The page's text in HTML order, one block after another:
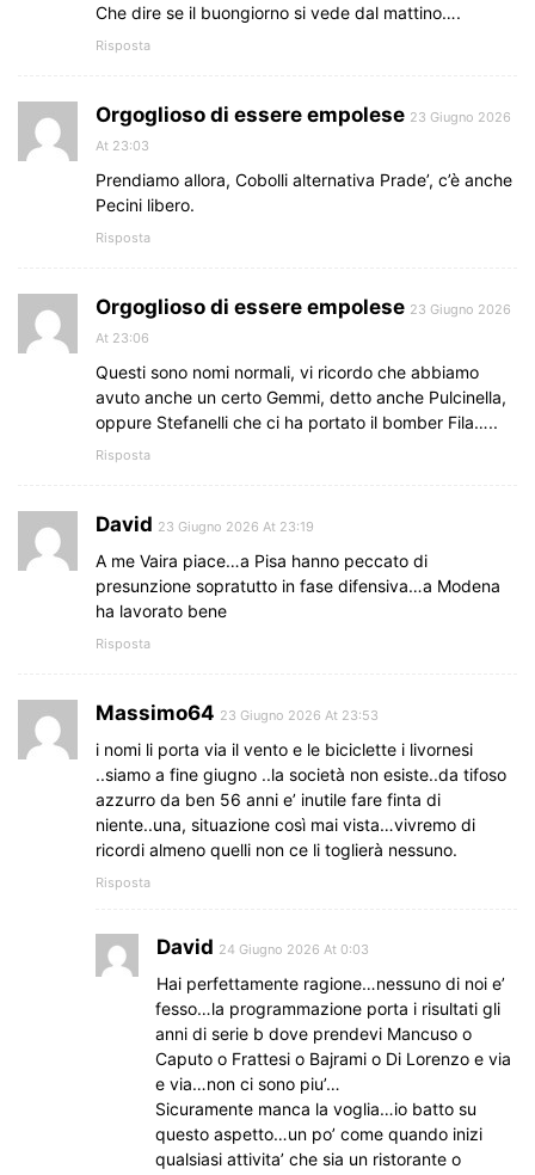
Che dire se il buongiorno si vede dal mattino….
Risposta
Orgoglioso di essere empolese 23 Giugno 2026
At 23:03
Prendiamo allora, Cobolli alternativa Prade’, c’è anche
Pecini libero.
Risposta
Orgoglioso di essere empolese 23 Giugno 2026
At 23:06
Questi sono nomi normali, vi ricordo che abbiamo
avuto anche un certo Gemmi, detto anche Pulcinella,
oppure Stefanelli che ci ha portato il bomber Fila…..
Risposta
David 23 Giugno 2026 At 23:19
A me Vaira piace…a Pisa hanno peccato di
presunzione sopratutto in fase difensiva…a Modena
ha lavorato bene
Risposta
Massimo64 23 Giugno 2026 At 23:53
i nomi li porta via il vento e le biciclette i livornesi
..siamo a fine giugno ..la società non esiste..da tifoso
azzurro da ben 56 anni e’ inutile fare finta di
niente..una, situazione così mai vista…vivremo di
ricordi almeno quelli non ce li toglierà nessuno.
Risposta
David 24 Giugno 2026 At 0:03
Hai perfettamente ragione…nessuno di noi e’
fesso…la programmazione porta i risultati gli
anni di serie b dove prendevi Mancuso o
Caputo o Frattesi o Bajrami o Di Lorenzo e via
e via…non ci sono piu’…
Sicuramente manca la voglia…io batto su
questo aspetto…un po’ come quando inizi
qualsiasi attivita’ che sia un ristorante o